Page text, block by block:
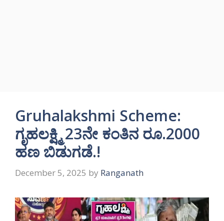
Gruhalakshmi Scheme:
ಗೃಹಲಕ್ಷ್ಮಿ 23ನೇ ಕಂತಿನ ರೂ.2000
ಹಣ ಬಿಡುಗಡೆ.!
December 5, 2025 by Ranganath